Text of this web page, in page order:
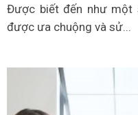
Được biết đến như một
được ưa chuộng và sử...